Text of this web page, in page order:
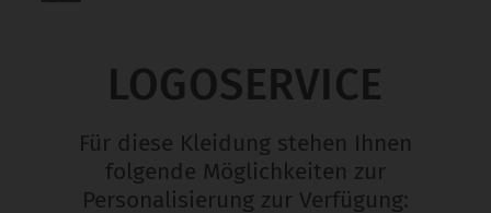
LOGOSERVICE
Für diese Kleidung stehen Ihnen
folgende Möglichkeiten zur
Personalisierung zur Verfügung: